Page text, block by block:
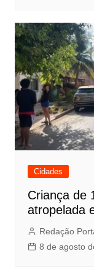
Cidades
Criança de
atropelada
Redação
8 de agosto